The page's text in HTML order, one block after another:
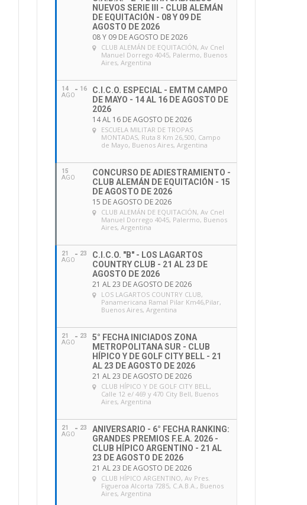
NUEVOS SERIE III - CLUB ALEMÁN
DE EQUITACIÓN - 08 Y 09 DE
AGOSTO DE 2026
08 Y 09 DE AGOSTO DE 2026
CLUB ALEMÁN DE EQUITACIÓN, Av Cnel
Manuel Dorrego 4045, Palermo, Buenos
Aires, Argentina
14
AGO
16
C.I.C.O. ESPECIAL - EMTM CAMPO
DE MAYO - 14 AL 16 DE AGOSTO DE
2026
14 AL 16 DE AGOSTO DE 2026
ESCUELA MILITAR DE TROPAS
MONTADAS, Ruta 8 Km 26,500, Campo
de Mayo, Buenos Aires, Argentina
15
AGO
CONCURSO DE ADIESTRAMIENTO -
CLUB ALEMÁN DE EQUITACIÓN - 15
DE AGOSTO DE 2026
15 DE AGOSTO DE 2026
CLUB ALEMÁN DE EQUITACIÓN, Av Cnel
Manuel Dorrego 4045, Palermo, Buenos
Aires, Argentina
21
AGO
23
C.I.C.O. "B" - LOS LAGARTOS
COUNTRY CLUB - 21 AL 23 DE
AGOSTO DE 2026
21 AL 23 DE AGOSTO DE 2026
LOS LAGARTOS COUNTRY CLUB,
Panamericana Ramal Pilar Km46,Pilar,
Buenos Aires, Argentina
21
AGO
23
5° FECHA INICIADOS ZONA
METROPOLITANA SUR - CLUB
HÍPICO Y DE GOLF CITY BELL - 21
AL 23 DE AGOSTO DE 2026
21 AL 23 DE AGOSTO DE 2026
CLUB HÍPICO Y DE GOLF CITY BELL,
Calle 12 e/ 469 y 470 City Bell, Buenos
Aires, Argentina
21
AGO
23
ANIVERSARIO - 6° FECHA RANKING:
GRANDES PREMIOS F.E.A. 2026 -
CLUB HÍPICO ARGENTINO - 21 AL
23 DE AGOSTO DE 2026
21 AL 23 DE AGOSTO DE 2026
CLUB HÍPICO ARGENTINO, Av Pres.
Figueroa Alcorta 7285, C.A.B.A., Buenos
Aires, Argentina